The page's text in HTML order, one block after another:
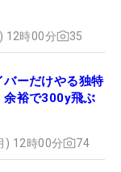
12時00分 35
バーだけやる独特
裕で300y飛ぶ
) 12時00分 74